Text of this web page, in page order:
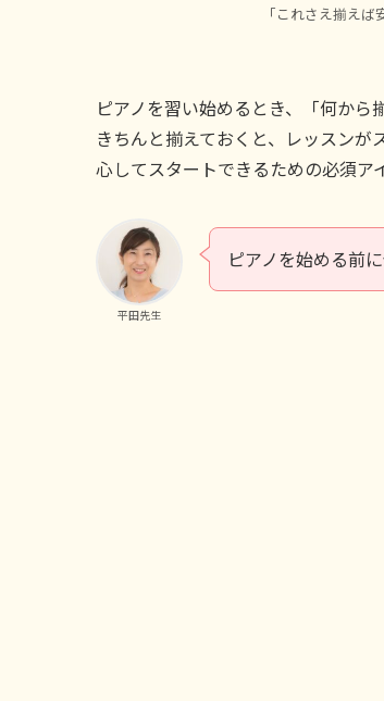
「これさえ揃え
ピアノを習い始めるとき、「何か
きちんと揃えておくと、レッスン
心してスタートできるための必須ア
平田先生
ピアノを始める前